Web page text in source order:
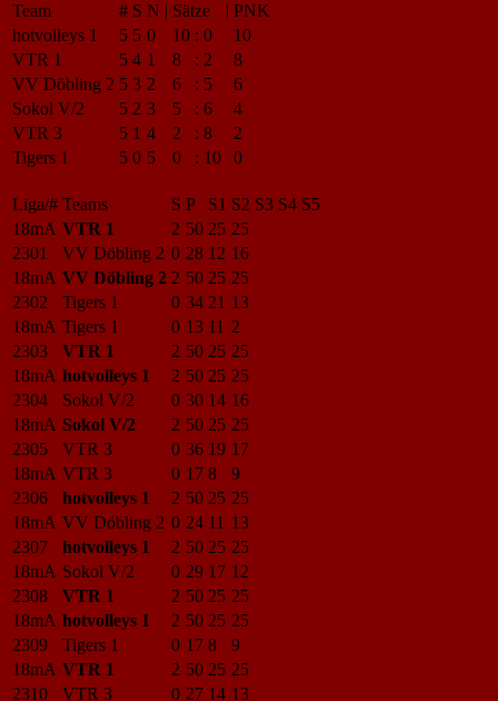
Team
# S N | Sätze | PNK
hotvolleys 1
5 5 0 10 : 0
10
VTR 1
5 4 1 8 : 2
8
VV Döbling 2 5 3 2 6 : 5
6
Sokol V/2
5 2 3 5 : 6
4
VTR 3
5 1 4 2 : 8
2
Tigers 1
5 0 5 0 : 10 0
Liga/# Teams S P S1 S2 S3 S4 S5
18mA VTR 1 2 50 25 25
2301
VV Döbling 2 0 28 12 16
18mA VV Döbling 2 2 50 25 25
2302
Tigers 1 0 34 21 13
18mA Tigers 1 0 13 11 2
2303
VTR 1 2 50 25 25
18mA hotvolleys 1 2 50 25 25
2304
Sokol V/2 0 30 14 16
18mA Sokol V/2 2 50 25 25
2305
VTR 3 0 36 19 17
18mA VTR 3 0 17 8
9
2306
hotvolleys 1 2 50 25 25
18mA VV Döbling 2 0 24 11 13
2307
hotvolleys 1 2 50 25 25
18mA Sokol V/2 0 29 17 12
2308
VTR 1 2 50 25 25
18mA hotvolleys 1 2 50 25 25
2309
Tigers 1 0 17 8
9
18mA VTR 1 2 50 25 25
2310
VTR 3 0 27 14 13